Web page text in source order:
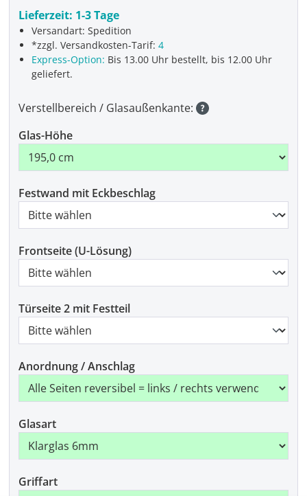
Lieferzeit: 1-3 Tage
Versandart: Spedition
*zzgl. Versandkosten-Tarif:4
Express-Option: Bis 13.00 Uhr bestellt, bis 12.00 Uhr
geliefert.
Verstellbereich / Glasaußenkante:
Glas-Höhe
Festwand mit Eckbeschlag
Frontseite (U-Lösung)
Türseite 2 mit Festteil
Anordnung / Anschlag
Glasart
Griffart